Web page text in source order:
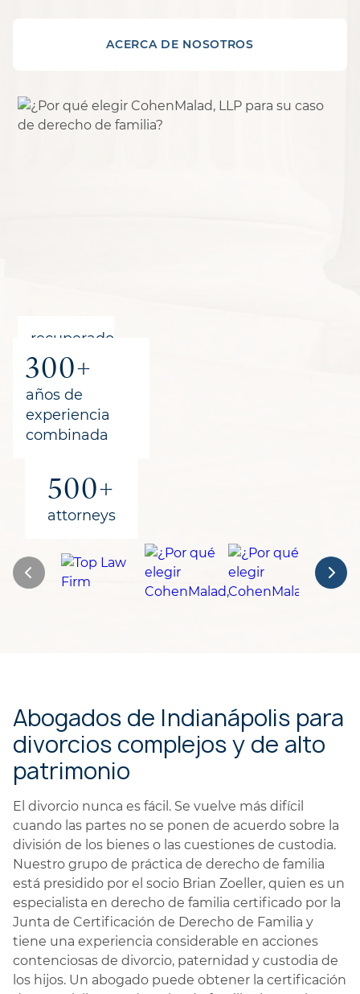
recuperado
para los
clientes
300+
años de
experiencia
combinada
500+
attorneys
ACERCA DE NOSOTROS
Abogados de Indianápolis para
divorcios complejos y de alto
patrimonio
El divorcio nunca es fácil. Se vuelve más difícil
cuando las partes no se ponen de acuerdo sobre la
división de los bienes o las cuestiones de custodia.
Nuestro grupo de práctica de derecho de familia
está presidido por el socio Brian Zoeller, quien es un
especialista en derecho de familia certificado por la
Junta de Certificación de Derecho de Familia y
tiene una experiencia considerable en acciones
contenciosas de divorcio, paternidad y custodia de
los hijos. Un abogado puede obtener la certificación